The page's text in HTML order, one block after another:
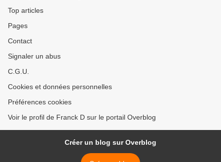
Top articles
Pages
Contact
Signaler un abus
C.G.U.
Cookies et données personnelles
Préférences cookies
Voir le profil de Franck D sur le portail Overblog
Créer un blog sur Overblog